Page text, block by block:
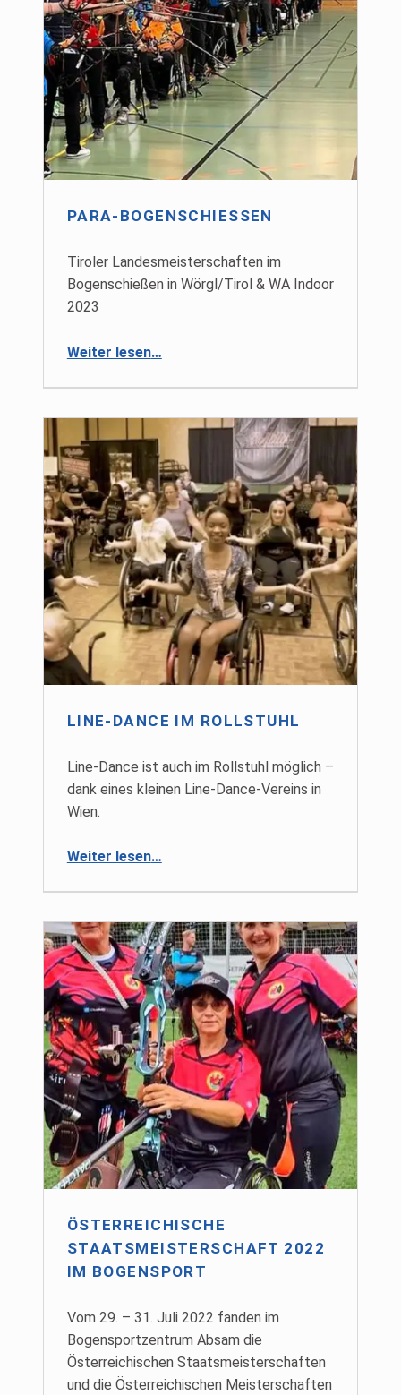
PARA-BOGENSCHIESSEN
Tiroler Landesmeisterschaften im
Bogenschießen in Wörgl/Tirol & WA Indoor
2023
Weiter lesen…
LINE-DANCE IM ROLLSTUHL
Line-Dance ist auch im Rollstuhl möglich –
dank eines kleinen Line-Dance-Vereins in
Wien.
Weiter lesen…
ÖSTERREICHISCHE
STAATSMEISTERSCHAFT 2022
IM BOGENSPORT
Vom 29. – 31. Juli 2022 fanden im
Bogensportzentrum Absam die
Österreichischen Staatsmeisterschaften
und die Österreichischen Meisterschaften